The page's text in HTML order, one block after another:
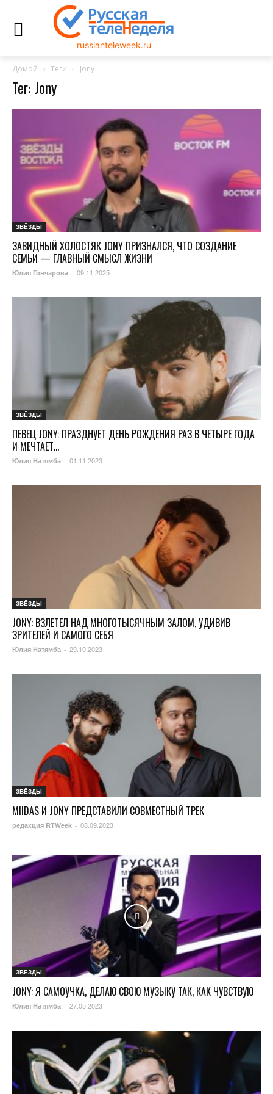
russianteleweek.ru
Домой Теги Jony
Тег: Jony
ЗВЁЗДЫ
ЗАВИДНЫЙ ХОЛОСТЯК JONY ПРИЗНАЛСЯ, ЧТО СОЗДАНИЕ
СЕМЬИ — ГЛАВНЫЙ СМЫСЛ ЖИЗНИ
Юлия Гончарова - 09.11.2025
ЗВЁЗДЫ
ПЕВЕЦ JONY: ПРАЗДНУЕТ ДЕНЬ РОЖДЕНИЯ РАЗ В ЧЕТЫРЕ ГОДА
И МЕЧТАЕТ...
Юлия Натямба - 01.11.2023
ЗВЁЗДЫ
JONY: ВЗЛЕТЕЛ НАД МНОГОТЫСЯЧНЫМ ЗАЛОМ, УДИВИВ
ЗРИТЕЛЕЙ И САМОГО СЕБЯ
Юлия Натямба - 29.10.2023
ЗВЁЗДЫ
MIIDAS И JONY ПРЕДСТАВИЛИ СОВМЕСТНЫЙ ТРЕК
редакция RTWeek - 08.09.2023
ЗВЁЗДЫ
JONY: Я САМОУЧКА, ДЕЛАЮ СВОЮ МУЗЫКУ ТАК, КАК ЧУВСТВУЮ
Юлия Натямба - 27.05.2023